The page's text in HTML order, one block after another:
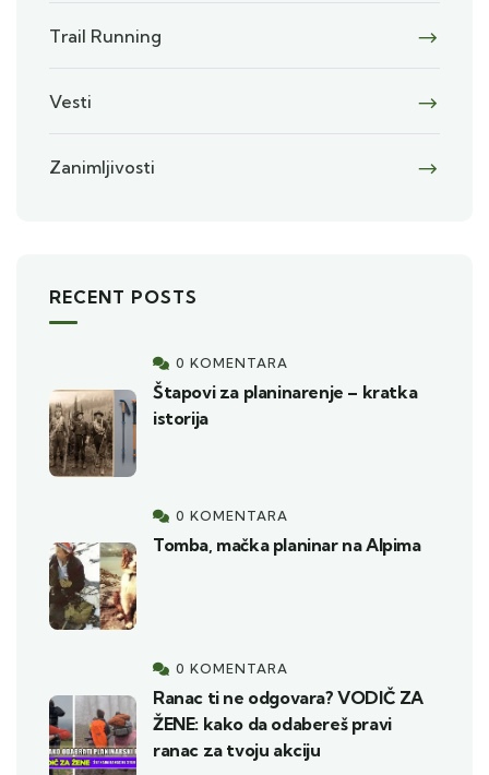
Trail Running
Vesti
Zanimljivosti
RECENT POSTS
0 KOMENTARA
Štapovi za planinarenje – kratka
istorija
0 KOMENTARA
Tomba, mačka planinar na Alpima
0 KOMENTARA
Ranac ti ne odgovara? VODIČ ZA
ŽENE: kako da odabereš pravi
ranac za tvoju akciju